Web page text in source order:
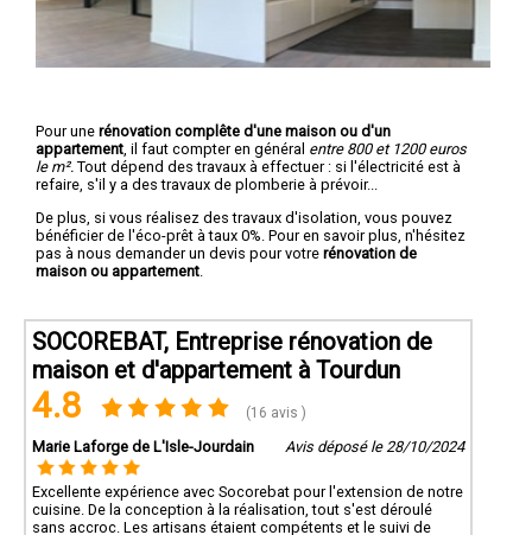
Pour une rénovation complête d'une maison ou d'un
appartement , il faut compter en général entre 800 et 1200 euros
le m². Tout dépend des travaux à effectuer : si l'électricité est à
refaire, s'il y a des travaux de plomberie à prévoir...
De plus, si vous réalisez des travaux d'isolation, vous pouvez
bénéficier de l'éco-prêt à taux 0%. Pour en savoir plus, n'hésitez
pas à nous demander un devis pour votre rénovation de
maison ou appartement
SOCOREBAT, Entreprise rénovation de
maison et d'appartement à Tourdun
4.8 (16 avis )
Marie Laforge de L'Isle-Jourdain Avis déposé le 28/10/2024
Excellente expérience avec Socorebat pour l'extension de notre
cuisine. De la conception à la réalisation, tout s'est déroulé
sans accroc. Les artisans étaient compétents et le suivi de